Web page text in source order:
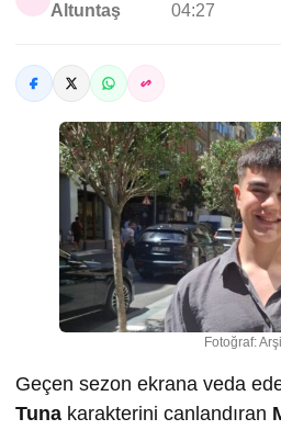
Altuntaş
04:27
Fotoğraf:
Geçen sezon ekrana veda
Tuna karakterini canlandıran